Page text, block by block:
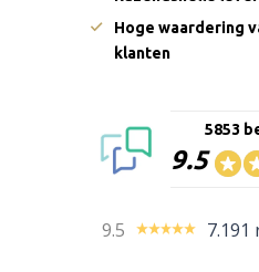
Hoge waardering
klanten
9.5
5853
9.5 7.191